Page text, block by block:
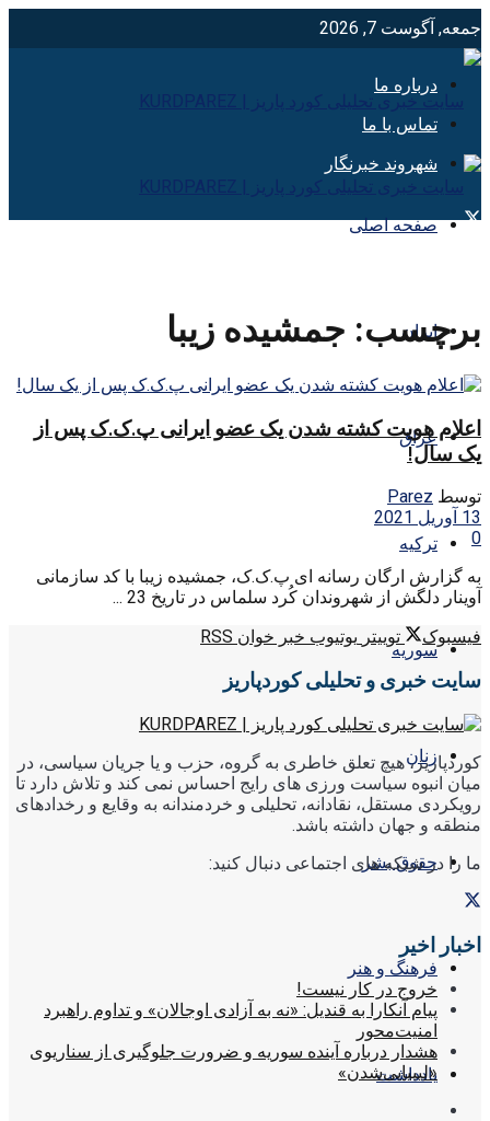
جمعه, آگوست 7, 2026
درباره ما
تماس با ما
شهروند خبرنگار
صفحه اصلی
ایران
عراق
ترکیه
سوریه
زنان
حقوق بشر
فرهنگ و هنر
یادداشت
برچسب: جمشیده زیبا
اعلام هویت کشته شدن یک عضو ایرانی پ.ک.ک پس از
یک سال!
توسط Parez
13 آوریل 2021
0
به گزارش ارگان رسانه ای پ.ک.ک، جمشیده زیبا با کد سازمانی
آوینار دلگش از شهروندان کُرد سلماس در تاریخ 23 ...
فیسبوک
توییتر یوتیوب خبر خوان RSS
سایت خبری و تحلیلی کوردپاریز
کوردپاریز، هیچ تعلق خاطری به گروه، حزب و یا جریان سیاسی، در
میان انبوه سیاست ورزی های رایج احساس نمی کند و تلاش دارد تا
رویکردی مستقل، نقادانه، تحلیلی و خردمندانه به وقایع و رخدادهای
منطقه و جهان داشته باشد.
ما را در شبکه های اجتماعی دنبال کنید:
اخبار اخیر
خروج در کار نیست!
پیام آنکارا به قندیل: «نه به آزادی اوجالان» و تداوم راهبرد
امنیت‌محور
هشدار درباره آینده سوریه و ضرورت جلوگیری از سناریوی
«لیبیایی‌شدن»